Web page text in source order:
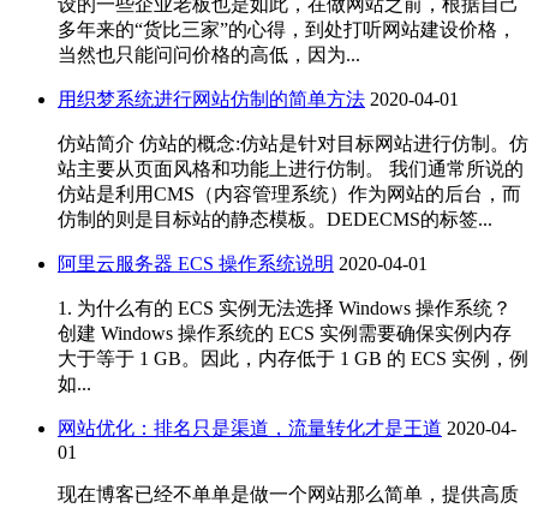
设的一些企业老板也是如此，在做网站之前，根据自己
多年来的“货比三家”的心得，到处打听网站建设价格，
当然也只能问问价格的高低，因为...
用织梦系统进行网站仿制的简单方法 2020-04-01
仿站简介 仿站的概念:仿站是针对目标网站进行仿制。仿
站主要从页面风格和功能上进行仿制。 我们通常所说的
仿站是利用CMS（内容管理系统）作为网站的后台，而
仿制的则是目标站的静态模板。DEDECMS的标签...
阿里云服务器 ECS 操作系统说明 2020-04-01
1. 为什么有的 ECS 实例无法选择 Windows 操作系统？
创建 Windows 操作系统的 ECS 实例需要确保实例内存
大于等于 1 GB。因此，内存低于 1 GB 的 ECS 实例，例
如...
网站优化：排名只是渠道，流量转化才是王道 2020-04-
01
现在博客已经不单单是做一个网站那么简单，提供高质